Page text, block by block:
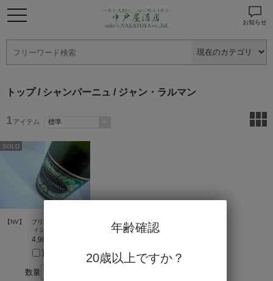
お知らせ
トップ/ シャンパーニュ / ジャン・ラルマン
1アイテム
SOLD
【NV】 ブリュット トラデ
ィション
4,980円
買う
数量
年齢確認
20歳以上ですか？